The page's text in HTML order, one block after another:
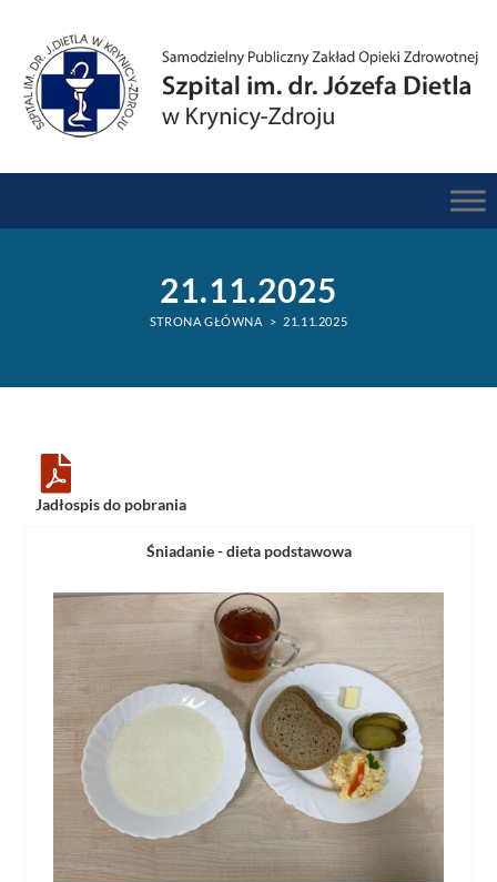
21.11.2025
STRONA GŁÓWNA > 21.11.2025
Jadłospis do pobrania
Śniadanie - dieta podstawowa